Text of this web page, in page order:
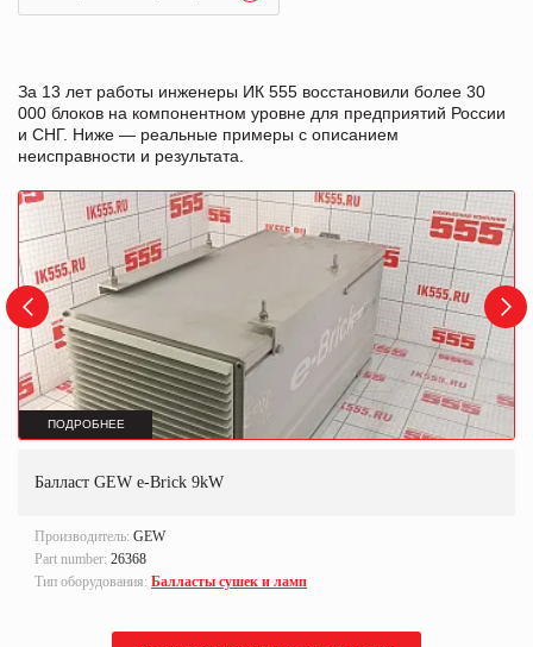
За 13 лет работы инженеры ИК 555 восстановили более 30
000 блоков на компонентном уровне для предприятий России
и СНГ. Ниже — реальные примеры с описанием
неисправности и результата.
ПОДРОБНЕЕ
Балласт GEW e-Brick 9kW
Производитель: GEW
Part number: 26368
Тип оборудования: Балласты сушек и ламп